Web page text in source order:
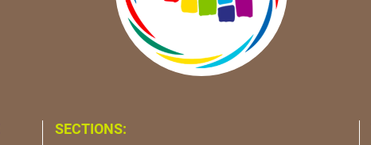
SECTIONS: